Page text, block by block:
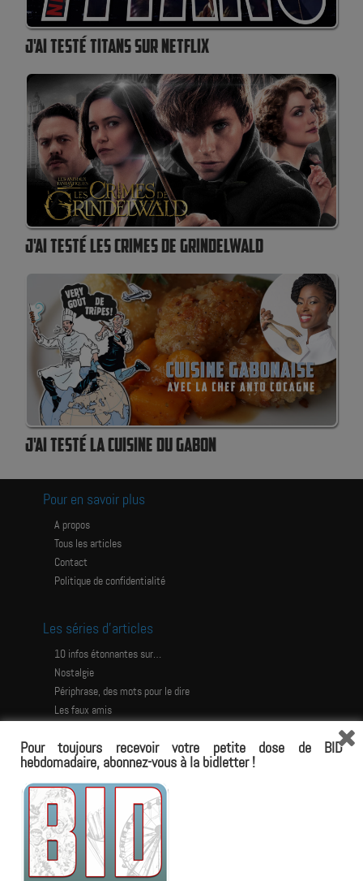
J'AI TESTÉ TITANS SUR NETFLIX
J'AI TESTÉ LES CRIMES DE GRINDELWALD
J'AI TESTÉ LA CUISINE DU GABON
Pour en savoir plus
A propos
Tous les articles
Contact
Politique de confidentialité
Les séries d’articles
10 infos étonnantes sur…
Nostalgie
Périphrase, des mots pour le dire
Les faux amis
Les jeux
L’Impossible Dictionnaire
avoir le torse en tétons armés
antisliper
château d’eau
propagante
Pour toujours recevoir votre petite dose de BID
hebdomadaire, abonnez-vous à la bidletter !